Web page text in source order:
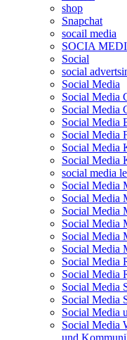
shop
Snapchat
socail media
SOCIA
Social
social
Social Media
Social Media
Social Media
Social Media
Social Media
Social Media
Social Media
social media
Social Media
Social Media
Social Media
Social Media
Social Media
Social Media
Social Media
Social Media
Social Media
Social Media
Social Media
Social Media
und